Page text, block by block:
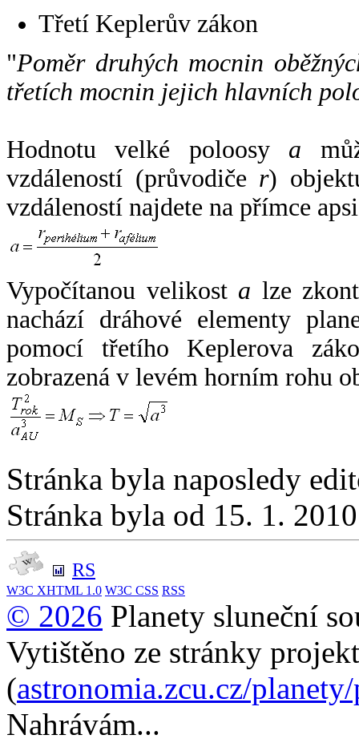
Třetí Keplerův zákon
"Poměr druhých mocnin
třetích mocnin jejich hlavních
Hodnotu velké poloosy a
vzdáleností (průvodiče r)
vzdáleností najdete na přímce
Vypočítanou velikost a lze
nachází dráhové elementy
pomocí třetího Keplerova
zobrazená v levém horním rohu
Stránka byla naposledy
Stránka byla od 15. 1.
RS
W3C XHTML 1.0 W3C CSS RSS
© 2026 Planety sluneční
Vytištěno ze stránky
(astronomia.zcu.cz/
Nahrávám...